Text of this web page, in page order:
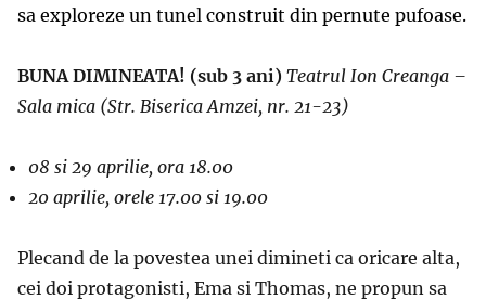
sa exploreze un tunel construit din pernute pufoase.
BUNA DIMINEATA! (sub 3 ani) Teatrul Ion Creanga –
Sala mica (Str. Biserica Amzei, nr. 21-23)
08 si 29 aprilie, ora 18.00
20 aprilie, orele 17.00 si 19.00
Plecand de la povestea unei dimineti ca oricare alta,
cei doi protagonisti, Ema si Thomas, ne propun sa